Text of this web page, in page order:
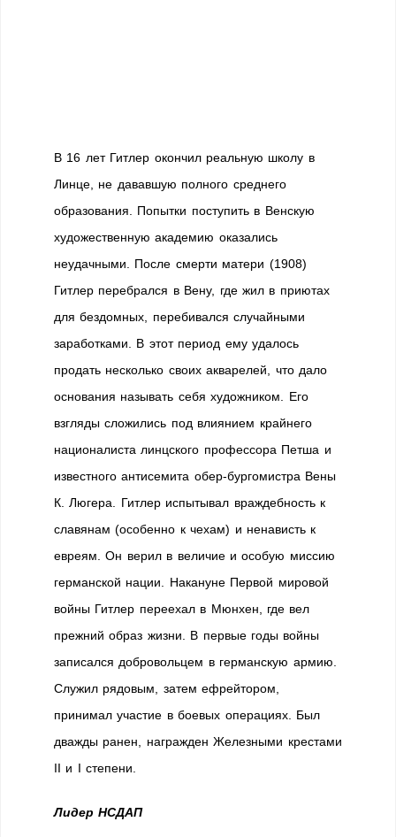
В 16 лет Гитлер окончил реальную школу в
Линце, не дававшую полного среднего
образования. Попытки поступить в Венскую
художественную академию оказались
неудачными. После смерти матери (1908)
Гитлер перебрался в Вену, где жил в приютах
для бездомных, перебивался случайными
заработками. В этот период ему удалось
продать несколько своих акварелей, что дало
основания называть себя художником. Его
взгляды сложились под влиянием крайнего
националиста линцского профессора Петша и
известного антисемита обер-бургомистра Вены
К. Люгера. Гитлер испытывал враждебность к
славянам (особенно к чехам) и ненависть к
евреям. Он верил в величие и особую миссию
германской нации. Накануне Первой мировой
войны Гитлер переехал в Мюнхен, где вел
прежний образ жизни. В первые годы войны
записался добровольцем в германскую армию.
Служил рядовым, затем ефрейтором,
принимал участие в боевых операциях. Был
дважды ранен, награжден Железными крестами
II и I степени.
Лидер НСДАП